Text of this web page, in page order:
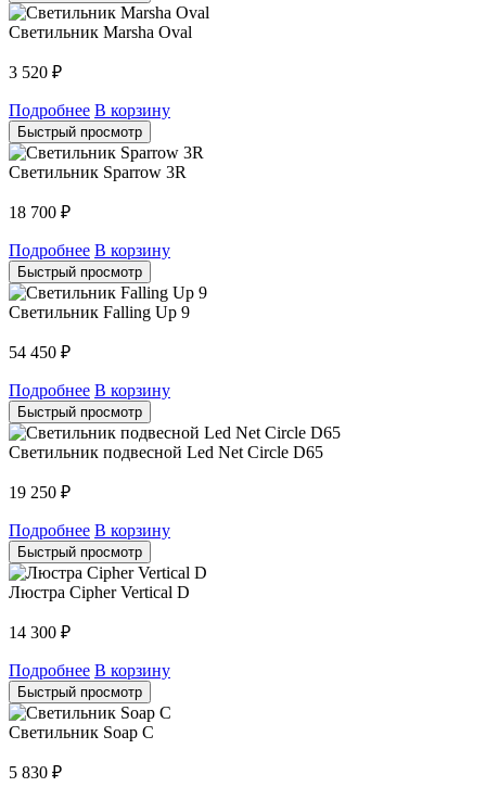
Светильник Marsha Oval
3 520 ₽
Подробнее В корзину
Быстрый просмотр
Светильник Sparrow 3R
18 700 ₽
Подробнее В корзину
Быстрый просмотр
Светильник Falling Up 9
54 450 ₽
Подробнее В корзину
Быстрый просмотр
Светильник подвесной Led Net Circle D65
19 250 ₽
Подробнее В корзину
Быстрый просмотр
Люстра Cipher Vertical D
14 300 ₽
Подробнее В корзину
Быстрый просмотр
Светильник Soap C
5 830 ₽